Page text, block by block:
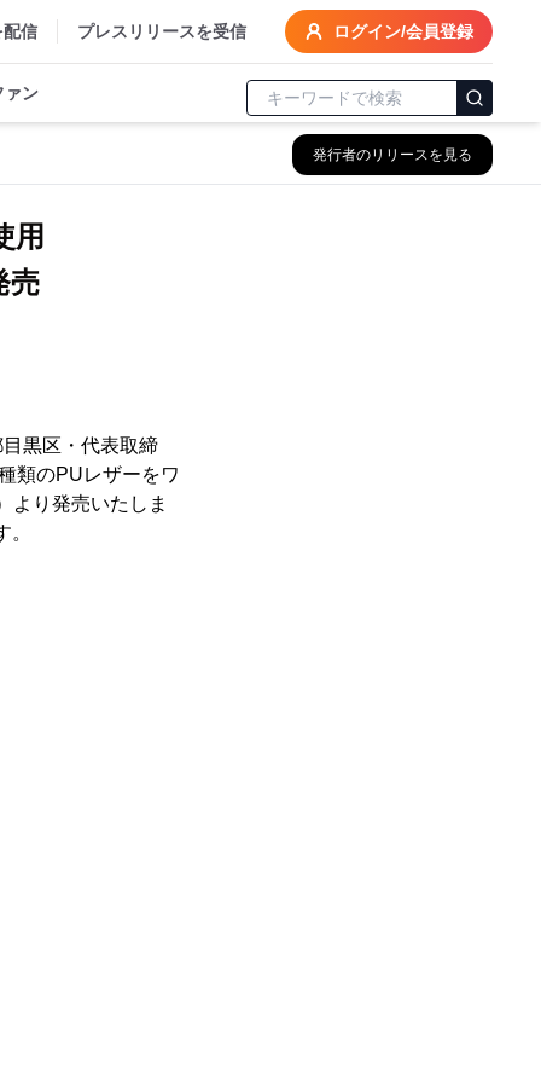
配信 プレスリリースを受信 ログイン/会員登録
ァン
発行者のリリースを見る
用
エキゾチックなiPhoneケース 1月29日新発売
黒区・代表取締
類のPUレザーをワ
より発売いたしま